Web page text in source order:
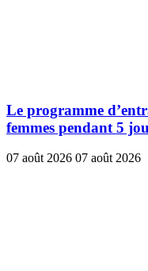
Le programme
femmes pendant 5
07 août 2026 07 août 2026